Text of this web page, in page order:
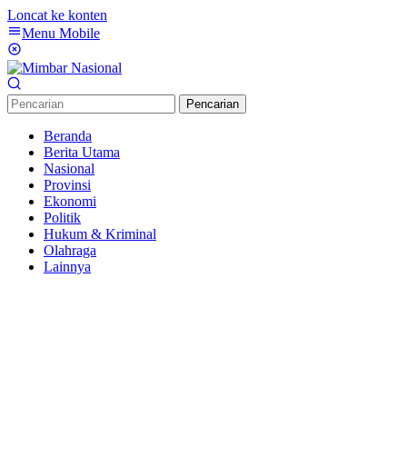
Loncat ke konten
Menu Mobile
Pencarian
Beranda
Berita Utama
Nasional
Provinsi
Ekonomi
Politik
Hukum & Kriminal
Olahraga
Lainnya